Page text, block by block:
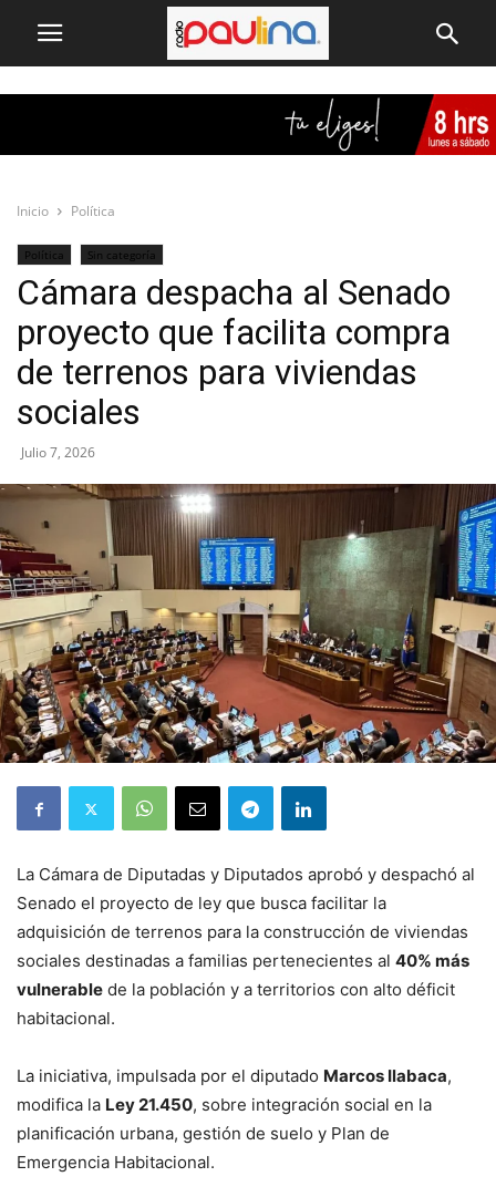
Inicio Política
Política Sin categoría
Cámara despacha al Senado
proyecto que facilita compra
de terrenos para viviendas
sociales
Julio 7, 2026
La Cámara de Diputadas y Diputados aprobó y despachó al
Senado el proyecto de ley que busca facilitar la
adquisición de terrenos para la construcción de viviendas
sociales destinadas a familias pertenecientes al 40% más
vulnerable de la población y a territorios con alto déficit
habitacional.
La iniciativa, impulsada por el diputado Marcos Ilabaca,
modifica la Ley 21.450, sobre integración social en la
planificación urbana, gestión de suelo y Plan de
Emergencia Habitacional.